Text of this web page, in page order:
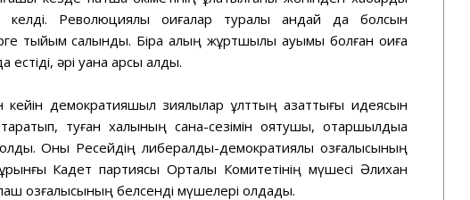
Революциялық оқиғалар туралы қандай да болсын
тыйым салынды. Бірақ қалың жұртшылық қауымы болған оқиға
әрі қуана қарсы алды.
кейін демократияшыл зиялылар ұлттың азаттығы идеясын
туған халқының сана-сезімін оятушы, отаршылдыққа
Оны Ресейдің либералдық-демократиялық қозғалысының
Кадет партиясы Орталық Комитетінің мүшесі Әлихан
қозғалысының белсенді мүшелері қолдады.